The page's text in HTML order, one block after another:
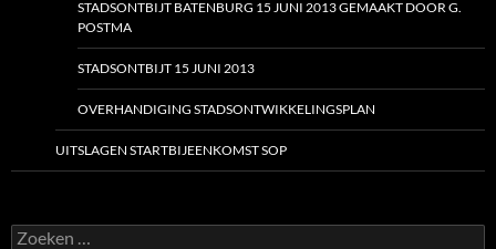
STADSONTBIJT BATENBURG 15 JUNI 2013 GEMAAKT DOOR G.
POSTMA
STADSONTBIJT 15 JUNI 2013
OVERHANDIGING STADSONTWIKKELINGSPLAN
UITSLAGEN STARTBIJEENKOMST SOP
Zoeken